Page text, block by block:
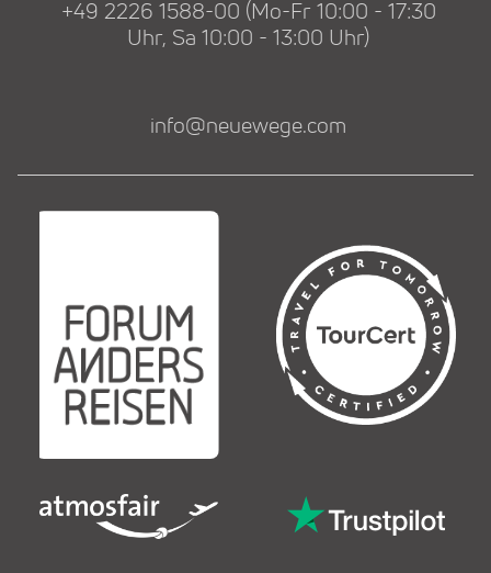
+49 2226 1588-00 (Mo-Fr 10:00 - 17:30
Uhr, Sa 10:00 - 13:00 Uhr)
info@neuewege.com